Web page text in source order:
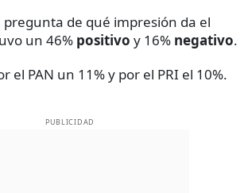
pregunta de qué impresión da el
un 46% positivo y 16% negativo.
el PAN un 11% y por el PRI el 10%.
PUBLICIDAD